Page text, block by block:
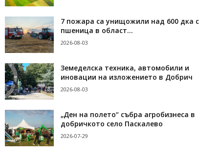
7 пожара са унищожили над 600 дка с
пшеница в област...
2026-08-03
Земеделска техника, автомобили и
иновации на изложението в Добрич
2026-08-03
„Ден на полето“ събра агробизнеса в
добричкото село Паскалево
2026-07-29